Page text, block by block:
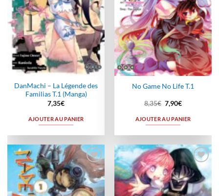
DanMachi – La Légende des
Familias T.1 (Manga)
7,35€
AJOUTER AU PANIER
No Game No Life T.1
8,35€ Le
prix
initial
était :
7,90€Le
actuel
est :
AJOUTER AU PANIER
Ajouter
à la
wishlist
Ajouter
à la
wishlist